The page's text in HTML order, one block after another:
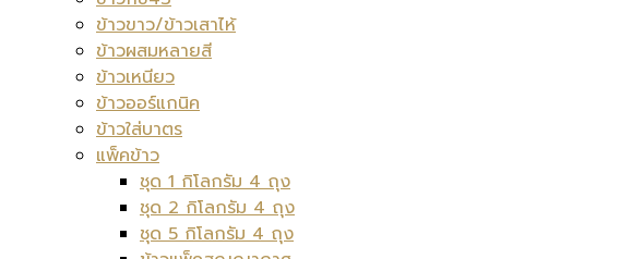
ข้าวขาว/ข้าวเสาไห้
ข้าวผสมหลายสี
ข้าวเหนียว
ข้าวออร์แกนิค
ข้าวใส่บาตร
แพ็คข้าว
ชุด 1 กิโลกรัม 4 ถุง
ชุด 2 กิโลกรัม 4 ถุง
ชุด 5 กิโลกรัม 4 ถุง